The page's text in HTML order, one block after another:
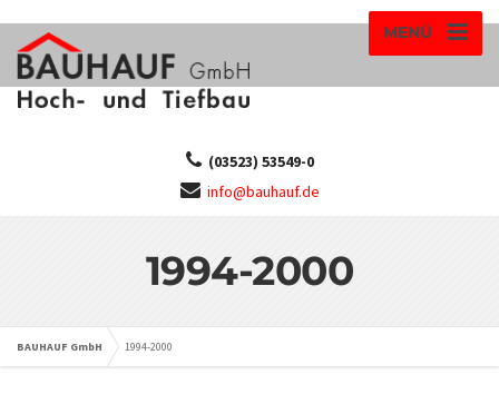
MENÜ
(03523) 53549-0
info@bauhauf.de
1994-2000
BAUHAUF GmbH 1994-2000